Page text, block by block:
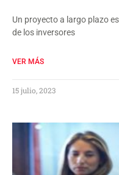
Un proyecto a largo plazo
de los inversores
VER MÁS
15 julio, 2023